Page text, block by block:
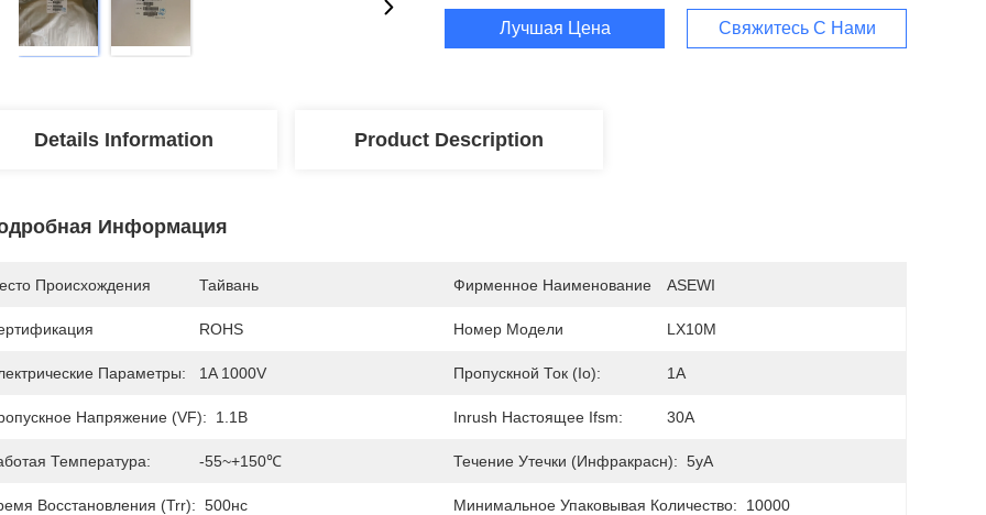
Лучшая Цена Свяжитесь С Нами
Details Information Product Description
Информация
Происхождения Тайвань Фирменное Наименование ASEWI
ROHS Номер Модели LX10M
Параметры: 1A 1000V Пропускной Ток (Io): 1A
Напряжение (VF): 1.1В Inrush Настоящее Ifsm: 30А
Температура: -55~+150℃ Течение Утечки (инфракрасн): 5уА
Восстановления (Trr): 500нс Минимальное Упаковывая Количество: 10000